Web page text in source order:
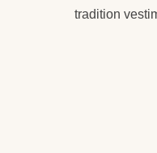
tradition